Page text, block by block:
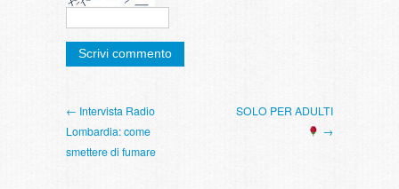
← Intervista Radio
Lombardia: come
smettere di fumare
SOLO PER ADULTI
→